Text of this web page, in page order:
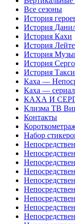
Все сезоны
История
История
История Кахи
История
История
История Серго
История
Каха —
Каха —
КАХА И
Клизма ТВ
Контакты
Набор